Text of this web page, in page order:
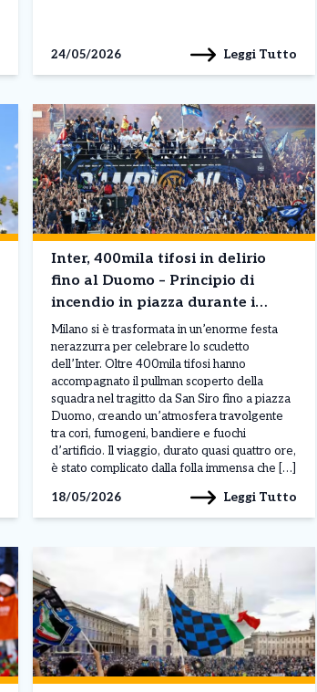
24/05/2026 Leggi Tutto
Inter, 400mila tifosi in delirio
fino al Duomo – Principio di
incendio in piazza durante i
festeggiamenti
Milano si è trasformata in un’enorme festa
nerazzurra per celebrare lo scudetto
dell’Inter. Oltre 400mila tifosi hanno
accompagnato il pullman scoperto della
squadra nel tragitto da San Siro fino a piazza
Duomo, creando un’atmosfera travolgente
tra cori, fumogeni, bandiere e fuochi
d’artificio. Il viaggio, durato quasi quattro ore,
è stato complicato dalla folla immensa che […]
18/05/2026
Leggi Tutto